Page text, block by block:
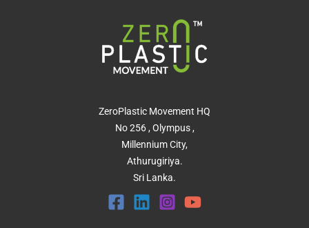
ZeroPlastic Movement HQ
No 256 , Olympus ,
Millennium City,
Athurugiriya.
Sri Lanka.